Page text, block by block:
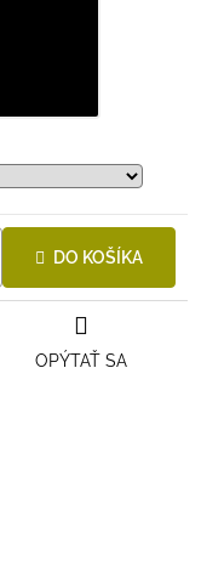
DO KOŠÍKA
OPÝTAŤ SA